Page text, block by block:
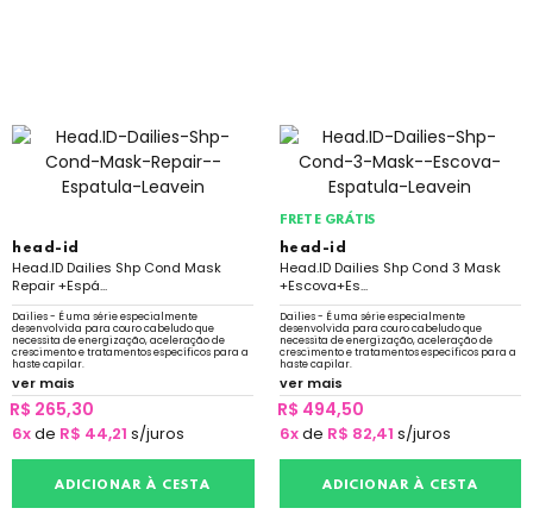
head-id
Head.ID Dailies Shp Cond Mask
Repair +Espá...
Dailies - É uma série especialmente
desenvolvida para couro cabeludo que
necessita de energização, aceleração de
crescimento e tratamentos específicos para a
haste capilar.
ver mais
R$ 265,30
6xde R$ 44,21 s/juros
ADICIONAR À CESTA
FRETE GRÁTIS
head-id
Head.ID Dailies Shp Cond 3 Mask
+Escova+Es...
Dailies - É uma série especialmente
desenvolvida para couro cabeludo que
necessita de energização, aceleração de
crescimento e tratamentos específicos para a
haste capilar.
ver mais
R$ 494,50
6xde R$ 82,41 s/juros
ADICIONAR À CESTA